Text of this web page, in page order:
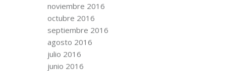
noviembre 2016
octubre 2016
septiembre 2016
agosto 2016
julio 2016
junio 2016